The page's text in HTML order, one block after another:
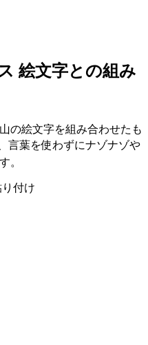
絵文字との組み
の絵文字を組み合わせたも
言葉を使わずにナゾナゾや
。
付け